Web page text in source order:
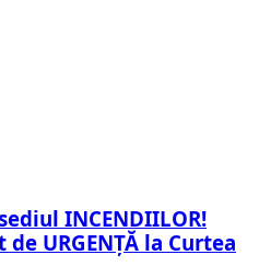
INCENDIILOR!
URGENȚĂ la Curtea